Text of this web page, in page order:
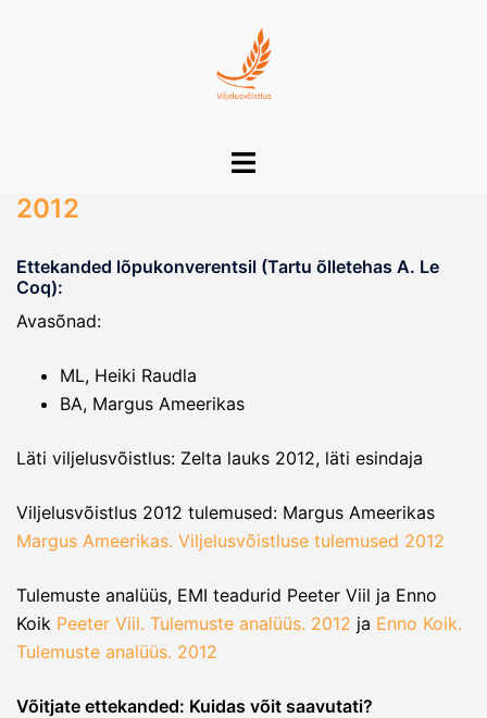
Toggle
2012
Ettekanded lõpukonverentsil (Tartu õlletehas A. Le
Coq):
Avasõnad:
ML, Heiki Raudla
BA, Margus Ameerikas
Läti viljelusvõistlus: Zelta lauks 2012, läti esindaja
Viljelusvõistlus 2012 tulemused: Margus Ameerikas
Margus Ameerikas. Viljelusvõistluse tulemused 2012
Tulemuste analüüs, EMI teadurid Peeter Viil ja Enno
Koik Peeter Viil. Tulemuste analüüs. 2012 ja Enno Koik.
Tulemuste analüüs. 2012
Võitjate ettekanded: Kuidas võit saavutati?